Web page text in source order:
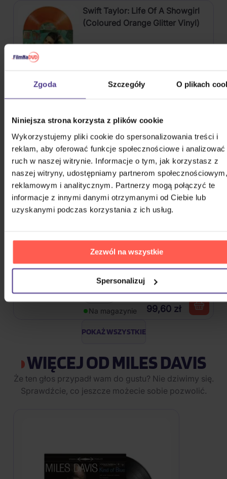
Zgoda Szczegóły O plikach
Niniejsza strona korzysta z plików cookie
Wykorzystujemy pliki cookie do spersonalizowania treści i
reklam, aby oferować funkcje społecznościowe i analizować
ruch w naszej witrynie. Informacje o tym, jak korzystasz z
naszej witryny, udostępniamy partnerom społecznościowym,
reklamowym i analitycznym. Partnerzy mogą połączyć te
informacje z innymi danymi otrzymanymi od Ciebie lub
uzyskanymi podczas korzystania z ich usług.
Zezwól na wszystkie
Spersonalizuj
Swift Taylor: Life Of A Showgirl
(Coloured Orange Glitter Vinyl)
Soundtrack From The Netflix
2Vinyl
Na magazynie 109,00 zł
V (BTS): Layover
CD
Anniversary)
2CD
Na magazynie 99,60 zł
POKAŻ WSZYSTKIE
WIĘCEJ OD MILES DAVIS
Że ten głos przypadł wam do gustu? Nie dziwimy się.
Sprawdźcie, co jeszcze możecie sobie pozwolić.